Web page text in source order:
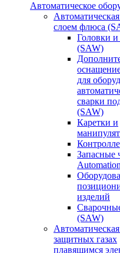
Автоматическое
слоем флюса
Головки и
(SAW)
для
сварки
(SAW)
Каретки и
Запасные
изделий
(SAW)
защитных газах
плавящимся